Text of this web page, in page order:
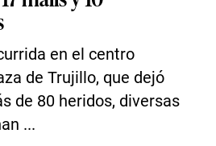
en el centro
de Trujillo, que dejó
de 80 heridos, diversas
...